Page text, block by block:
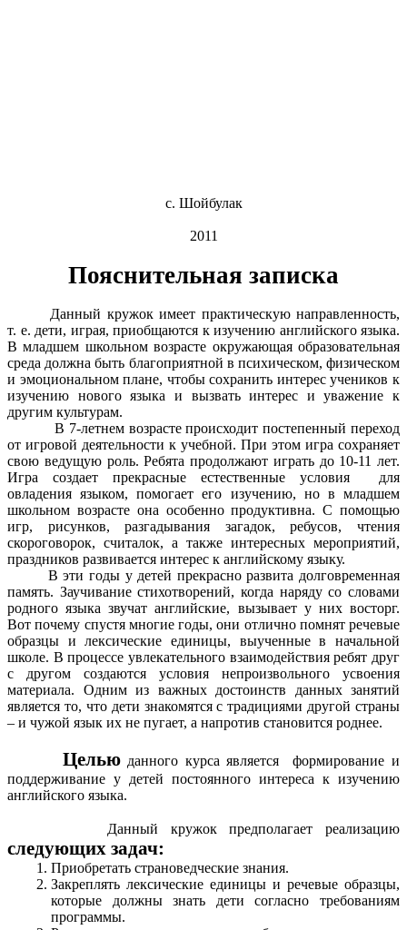
с. Шойбулак
2011
Пояснительная записка
Данный кружок имеет практическую направленность,
т. е. дети, играя, приобщаются к изучению английского языка.
В младшем школьном возрасте окружающая образовательная
среда должна быть благоприятной в психическом, физическом
и эмоциональном плане, чтобы сохранить интерес учеников к
изучению нового языка и вызвать интерес и уважение к
другим культурам.
В 7-летнем возрасте происходит постепенный переход
от игровой деятельности к учебной. При этом игра сохраняет
свою ведущую роль. Ребята продолжают играть до 10-11 лет.
Игра создает прекрасные естественные условия для
овладения языком, помогает его изучению, но в младшем
школьном возрасте она особенно продуктивна. С помощью
игр, рисунков, разгадывания загадок, ребусов, чтения
скороговорок, считалок, а также интересных мероприятий,
праздников развивается интерес к английскому языку.
В эти годы у детей прекрасно развита долговременная
память. Заучивание стихотворений, когда наряду со словами
родного языка звучат английские, вызывает у них восторг.
Вот почему спустя многие годы, они отлично помнят речевые
образцы и лексические единицы, выученные в начальной
школе. В процессе увлекательного взаимодействия ребят друг
с другом создаются условия непроизвольного усвоения
материала. Одним из важных достоинств данных занятий
является то, что дети знакомятся с традициями другой страны
– и чужой язык их не пугает, а напротив становится роднее.
Цельюданного курса является формирование и
поддерживание у детей постоянного интереса к изучению
английского языка.
Данный кружок предполагает реализацию
следующих задач:
Приобретать страноведческие знания.
Закреплять лексические единицы и речевые образцы,
которые должны знать дети согласно требованиям
программы.